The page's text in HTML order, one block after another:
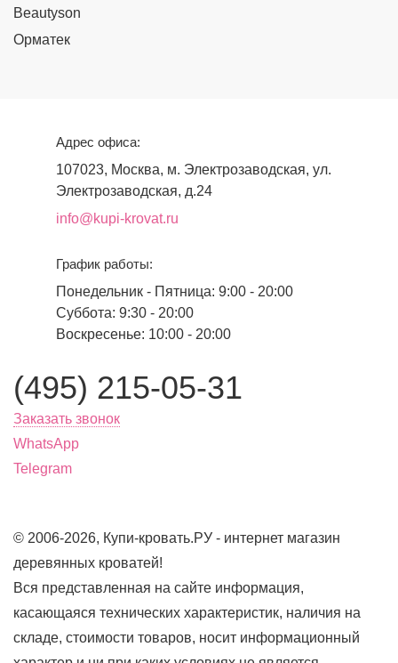
Beautyson
Орматек
Адрес офиса:
107023, Москва, м. Электрозаводская, ул.
Электрозаводская, д.24
info@kupi-krovat.ru
График работы:
Понедельник - Пятница: 9:00 - 20:00
Суббота: 9:30 - 20:00
Воскресенье: 10:00 - 20:00
(495) 215-05-31
Заказать звонок
WhatsApp
Telegram
© 2006-2026, Купи-кровать.РУ - интернет магазин
деревянных кроватей!
Вся представленная на сайте информация,
касающаяся технических характеристик, наличия на
складе, стоимости товаров, носит информационный